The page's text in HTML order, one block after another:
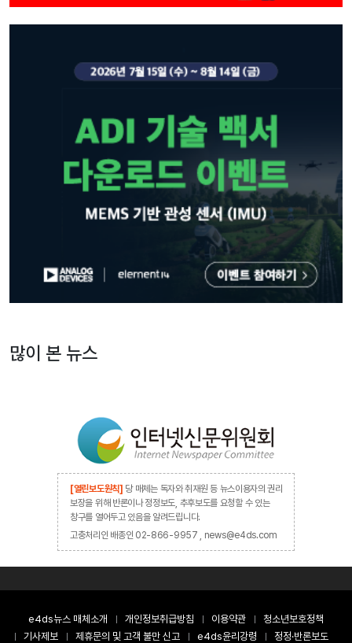
많이 본 뉴스
[열린보도원칙] 당 매체는 독자와 취재원 등 뉴스이용자의 권리
보장을 위해 반론이나 정정보도, 추후보도를 요청할 수 있는
창구를 열어두고 있음을 알려드립니다.
고충처리인 배종인 02-866-9957 , news@e4ds.com
e4ds뉴스 매체소개 개인정보취급방침 이용약관
청소년보호정책
기사제보
제휴문의 및 고객 불만 신고 e4ds윤리강령 정정·반론보도